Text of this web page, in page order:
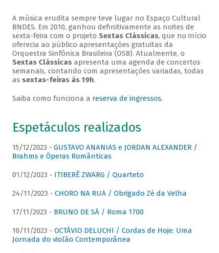
A música erudita sempre teve lugar no Espaço Cultural
BNDES. Em 2010, ganhou definitivamente as noites de
sexta-feira com o projeto Sextas Clássicas, que no início
oferecia ao público apresentações gratuitas da
Orquestra Sinfônica Brasileira (OSB). Atualmente, o
Sextas Clássicasapresenta uma agenda de concertos
semanais, contando com apresentações variadas, todas
as sextas-feiras às 19h.
Saiba como funciona a reserva de ingressos.
Espetáculos realizados
15/12/2023 - GUSTAVO ANANIAS e JORDAN ALEXANDER /
Brahms e Óperas Românticas
01/12/2023 - ITIBERÊ ZWARG / Quarteto
24/11/2023 - CHORO NA RUA / Obrigado Zé da Velha
17/11/2023 - BRUNO DE SÁ / Roma 1700
10/11/2023 - OCTÁVIO DELUCHI / Cordas de Hoje: Uma
Jornada do violão Contemporânea